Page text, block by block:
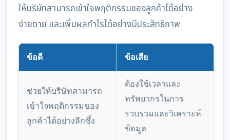
ให้บริษัทสามารถเข้าใจพฤติกรรมของลูกค้าได้อย่าง
ง่ายดาย และเพิ่มผลกำไรได้อย่างมีประสิทธิภาพ
ข้อดี ข้อเสีย
ช่วยให้บริษัทสามารถ
เข้าใจพฤติกรรมของ
ลูกค้าได้อย่างลึกซึ้ง
ต้องใช้เวลาและ
ทรัพยากรในการ
รวบรวมและวิเคราะห์
ข้อมูล